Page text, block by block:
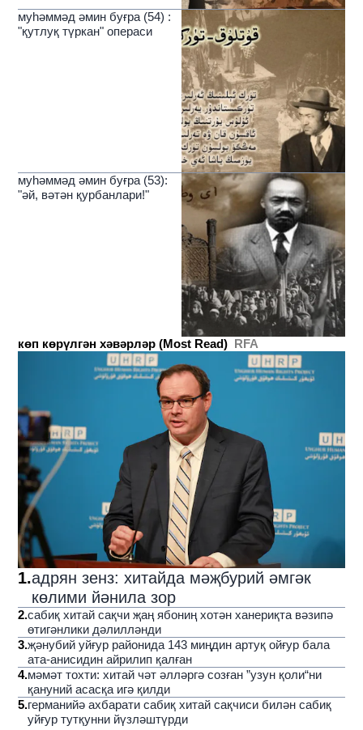
муһәммәд әмин буғра (54) :
"қутлуқ түркан" операси
муһәммәд әмин буғра (53):
"әй, вәтән қурбанлари!"
көп көрүлгән хәвәрләр (Most Read) RFA
1.адрян зенз: хитайда мәҗбурий әмгәк
көлими йәнила зор
2.сабиқ хитай сақчи җаң ябониң хотән ханериқта вәзипә
өтигәнлики дәлилләнди
3.җәнубий уйғур районида 143 миңдин артуқ ойғур бала
ата-анисидин айрилип қалған
4.мәмәт тохти: хитай чәт әлләргә созған ”узун қоли“ни
қануний асасқа игә қилди
5.германийә ахбарати сабиқ хитай сақчиси билән сабиқ
уйғур тутқунни йүзләштүрди